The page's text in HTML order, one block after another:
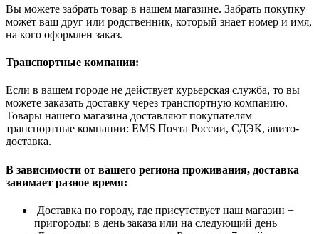
Вы можете забрать товар в нашем магазине. Забрать покупку
может ваш друг или родственник, который знает номер и имя,
на кого оформлен заказ.
Транспортные компании:
Если в вашем городе не действует курьерская служба, то вы
можете заказать доставку через транспортную компанию.
Товары нашего магазина доставляют покупателям
транспортные компании: EMS Почта России, СДЭК, авито-
доставка.
В зависимости от вашего региона проживания, доставка
занимает разное время:
Доставка по городу, где присутствует наш магазин +
пригороды: в день заказа или на следующий день